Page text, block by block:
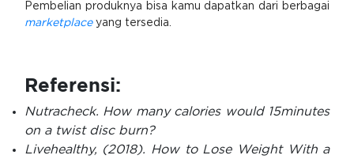
Pembelian produknya bisa kamu dapatkan dari berbagai
marketplaceyang tersedia.
Referensi:
Nutracheck. How many calories would 15minutes
on a twist disc burn?
Livehealthy, (2018). How to Lose Weight With a